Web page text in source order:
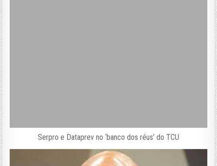
Serpro e Dataprev no ‘banco dos réus’ do TCU